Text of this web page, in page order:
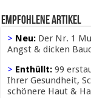
Empfohlene Artikel
> Neu: Der Nr. 1
Angst & dicken
> Enthüllt:99
Ihrer Gesundheit,
schönere Haut &